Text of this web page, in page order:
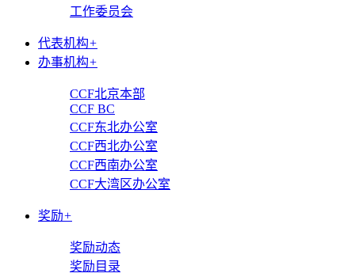
工作委员会
代表机构+
办事机构+
CCF北京本部
CCF BC
CCF东北办公室
CCF西北办公室
CCF西南办公室
CCF大湾区办公室
奖励+
奖励动态
奖励目录